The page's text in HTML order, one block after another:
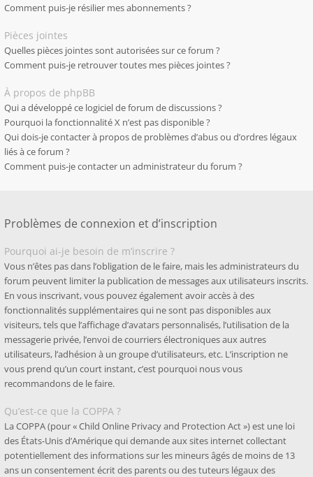
Comment puis-je résilier mes abonnements ?
Pièces jointes
Quelles pièces jointes sont autorisées sur ce forum ?
Comment puis-je retrouver toutes mes pièces jointes ?
À propos de phpBB
Qui a développé ce logiciel de forum de discussions ?
Pourquoi la fonctionnalité X n’est pas disponible ?
Qui dois-je contacter à propos de problèmes d’abus ou d’ordres légaux
liés à ce forum ?
Comment puis-je contacter un administrateur du forum ?
Problèmes de connexion et d’inscription
Pourquoi ai-je besoin de m’inscrire ?
Vous n’êtes pas dans l’obligation de le faire, mais les administrateurs du
forum peuvent limiter la publication de messages aux utilisateurs inscrits.
En vous inscrivant, vous pouvez également avoir accès à des
fonctionnalités supplémentaires qui ne sont pas disponibles aux
visiteurs, tels que l’affichage d’avatars personnalisés, l’utilisation de la
messagerie privée, l’envoi de courriers électroniques aux autres
utilisateurs, l’adhésion à un groupe d’utilisateurs, etc. L’inscription ne
vous prend qu’un court instant, c’est pourquoi nous vous
recommandons de le faire.
Qu’est-ce que la COPPA ?
La COPPA (pour « Child Online Privacy and Protection Act ») est une loi
des États-Unis d’Amérique qui demande aux sites internet collectant
potentiellement des informations sur les mineurs âgés de moins de 13
ans un consentement écrit des parents ou des tuteurs légaux des